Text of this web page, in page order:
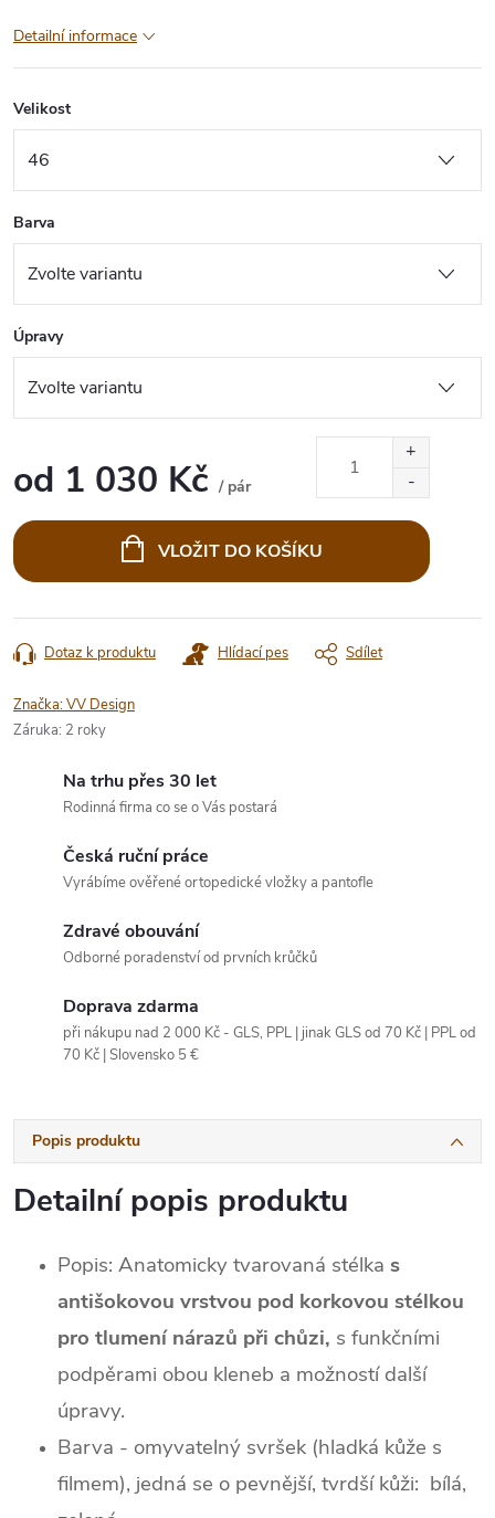
Detailní informace
Velikost
Barva
Úpravy
od 1 030 Kč / pár
cena:
VLOŽIT DO KOŠÍKU
Dotaz k produktu Hlídací pes Sdílet
Značka:VV Design
Záruka: 2 roky
Na trhu přes 30 let
Rodinná firma co se o Vás postará
Česká ruční práce
Vyrábíme ověřené ortopedické vložky a pantofle
Zdravé obouvání
Odborné poradenství od prvních krůčků
Doprava zdarma
při nákupu nad 2 000 Kč - GLS, PPL | jinak GLS od 70 Kč | PPL od
70 Kč | Slovensko 5 €
Popis produktu
Detailní popis produktu
Popis: Anatomicky tvarovaná stélka s
antišokovou vrstvou pod korkovou stélkou
pro tlumení nárazů při chůzi, s funkčními
podpěrami obou kleneb a možností další
úpravy.
Barva - omyvatelný svršek (hladká kůže s
filmem), jedná se o pevnější, tvrdší kůži: bílá,